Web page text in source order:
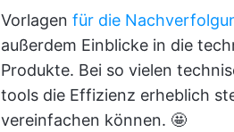
Vorlagen für die
außerdem Einblicke in die
Produkte. Bei so vielen
tools die Effizienz erheblich
vereinfachen können. 🤩